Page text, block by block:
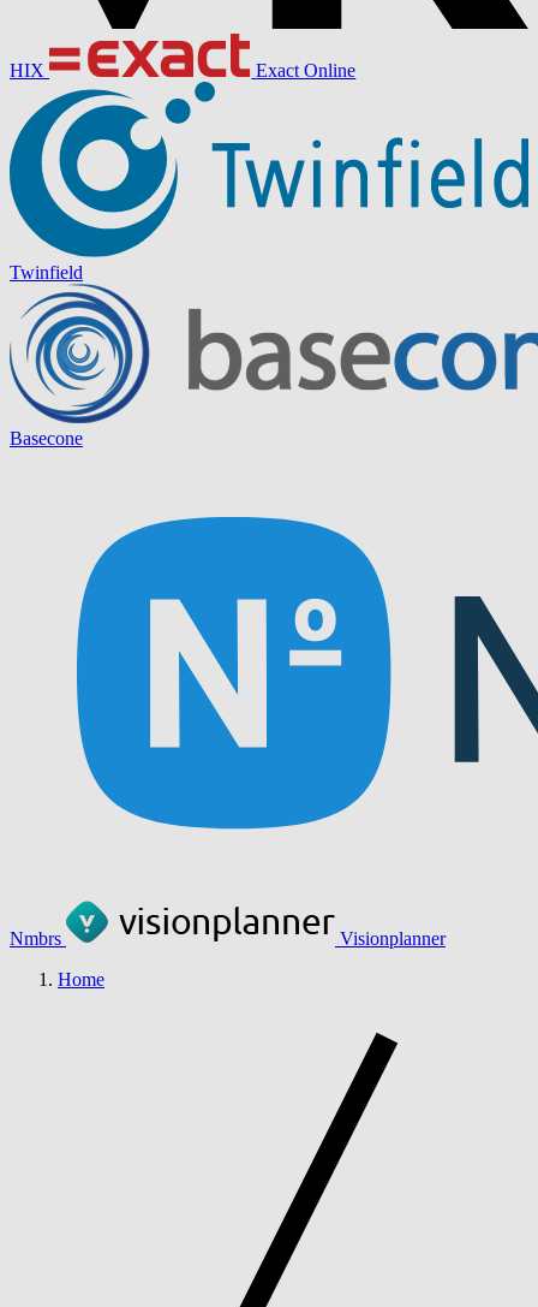
HIX Exact Online
Twinfield
Basecone
Nmbrs
Visionplanner
Home